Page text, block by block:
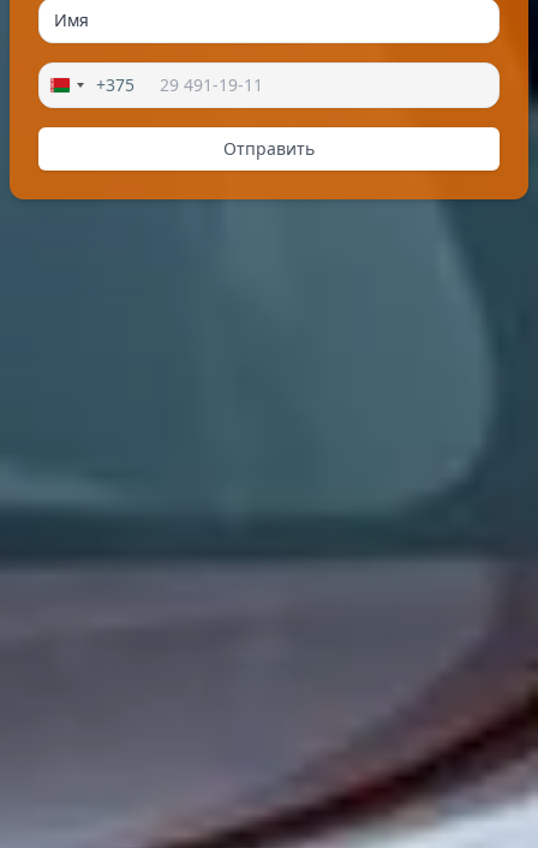
+375
Отправить